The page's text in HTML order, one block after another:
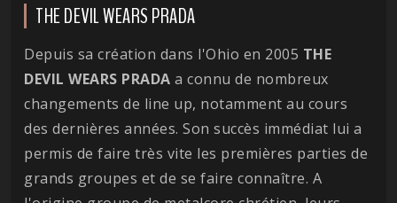
THE DEVIL WEARS PRADA
Depuis sa création dans l'Ohio en 2005 THE
DEVIL WEARS PRADA a connu de nombreux
changements de line up, notamment au cours
des dernières années. Son succès immédiat lui a
permis de faire très vite les premières parties de
grands groupes et de se faire connaître. A